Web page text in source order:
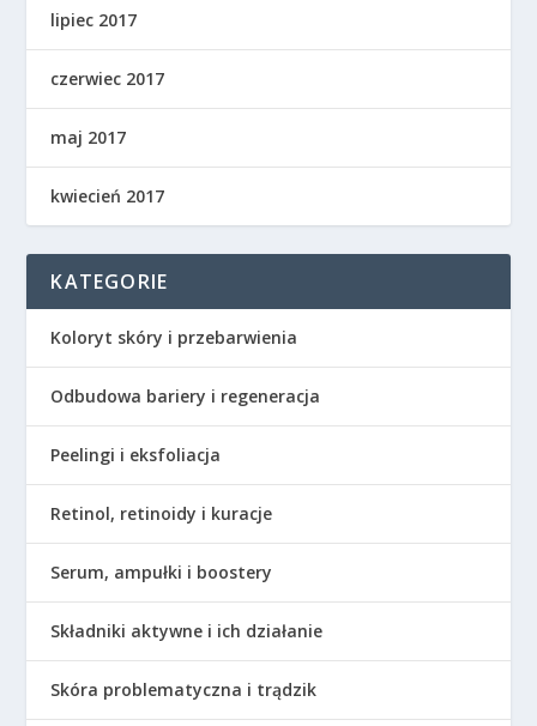
lipiec 2017
czerwiec 2017
maj 2017
kwiecień 2017
KATEGORIE
Koloryt skóry i przebarwienia
Odbudowa bariery i regeneracja
Peelingi i eksfoliacja
Retinol, retinoidy i kuracje
Serum, ampułki i boostery
Składniki aktywne i ich działanie
Skóra problematyczna i trądzik